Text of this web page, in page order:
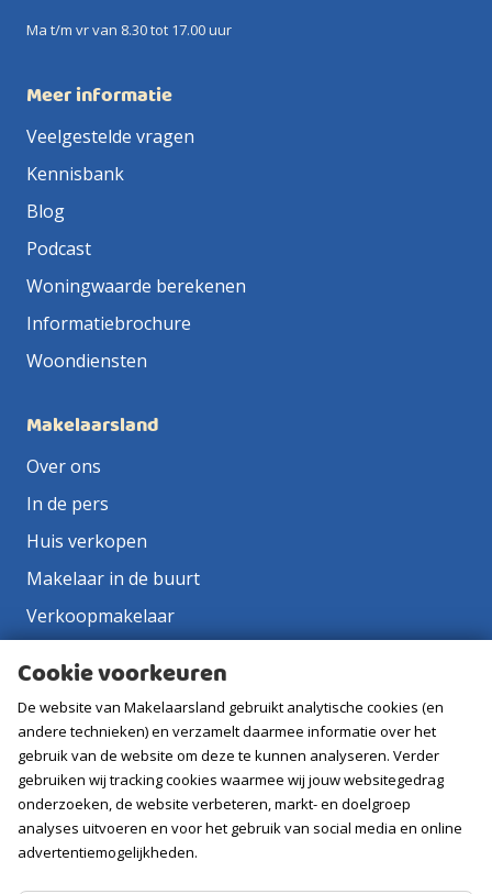
Ma t/m vr van 8.30 tot 17.00 uur
Meer informatie
Veelgestelde vragen
Kennisbank
Blog
Podcast
Woningwaarde berekenen
Informatiebrochure
Woondiensten
Makelaarsland
Over ons
In de pers
Huis verkopen
Makelaar in de buurt
Verkoopmakelaar
Vacatures
Volg ons
Cookie voorkeuren
De website van Makelaarsland gebruikt analytische cookies (en
andere technieken) en verzamelt daarmee informatie over het
gebruik van de website om deze te kunnen analyseren. Verder
gebruiken wij tracking cookies waarmee wij jouw websitegedrag
onderzoeken, de website verbeteren, markt- en doelgroep
analyses uitvoeren en voor het gebruik van social media en online
advertentiemogelijkheden.